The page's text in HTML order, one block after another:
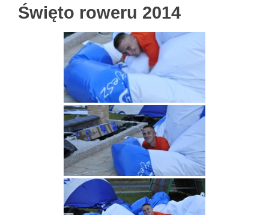
Święto roweru 2014